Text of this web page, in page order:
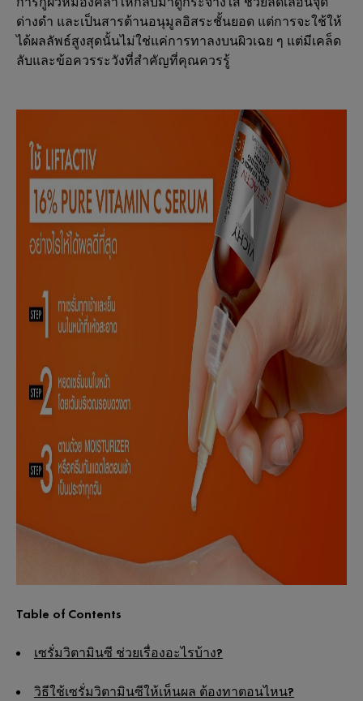
ด่างดำ และเป็นสารต้านอนุมูลอิสระชั้นยอด แต่การจะใช้ให้
ได้ผลลัพธ์สูงสุดนั้นไม่ใช่แค่การทาลงบนผิวเฉย ๆ แต่มีเคล็ด
ลับและข้อควรระวังที่สำคัญที่คุณควรรู้
Table of Contents
เซรั่มวิตามินซี ช่วยเรื่องอะไรบ้าง?
วิธีใช้เซรั่มวิตามินซีให้เห็นผล ต้องทาตอนไหน?